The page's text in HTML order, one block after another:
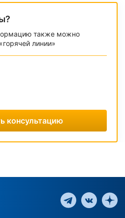
также можно
линии»
консультацию